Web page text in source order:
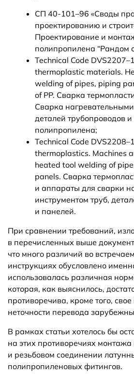
СП 40-101–96 «Своды
проектированию и
Проектирование и
полипропилена “Рандом
Technical Code
thermoplastic materials.
welding of pipes, piping
of PP. Сварка
Сварка
деталей трубопроводов
полипропилена;
Technical Code
thermoplastics. Machines
heated tool welding of
panels. Сварка
и аппараты для сварки
инструментом труб,
и панелей.
При сравнении требований,
в перечисленных выше
что много различий во
инструкциях обусловлено
использовалась различная
которая, как выяснилось,
противоречива, кроме того,
неточности перевода
В рамках статьи хотелось бы
на этих противоречиях монтажа
и резьбовом соединении
полипропиленовых фитингов.